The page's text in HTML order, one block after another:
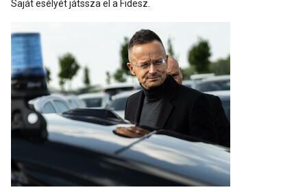
Saját esélyét játssza el a Fidesz.